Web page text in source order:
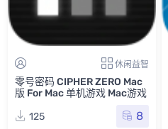
休闲益智
零号密码 CIPHER ZERO Mac
版 For Mac 单机游戏 Mac游戏
125
8